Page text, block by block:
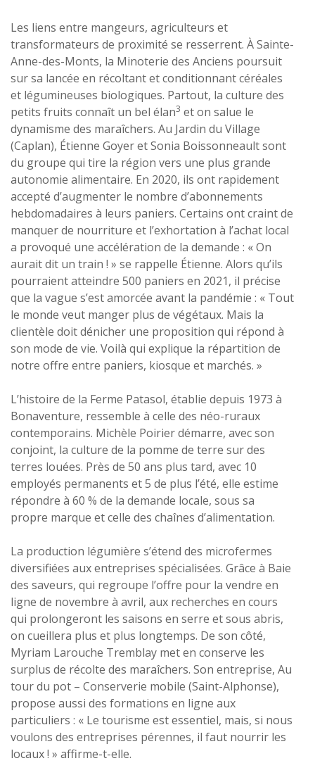
Les liens entre mangeurs, agriculteurs et
transformateurs de proximité se resserrent. À Sainte-
Anne-des-Monts, la Minoterie des Anciens poursuit
sur sa lancée en récoltant et conditionnant céréales
et légumineuses biologiques. Partout, la culture des
petits fruits connaît un bel élan3 et on salue le
dynamisme des maraîchers. Au Jardin du Village
(Caplan), Étienne Goyer et Sonia Boissonneault sont
du groupe qui tire la région vers une plus grande
autonomie alimentaire. En 2020, ils ont rapidement
accepté d’augmenter le nombre d’abonnements
hebdomadaires à leurs paniers. Certains ont craint de
manquer de nourriture et l’exhortation à l’achat local
a provoqué une accélération de la demande : « On
aurait dit un train ! » se rappelle Étienne. Alors qu’ils
pourraient atteindre 500 paniers en 2021, il précise
que la vague s’est amorcée avant la pandémie : « Tout
le monde veut manger plus de végétaux. Mais la
clientèle doit dénicher une proposition qui répond à
son mode de vie. Voilà qui explique la répartition de
notre offre entre paniers, kiosque et marchés. »
L’histoire de la Ferme Patasol, établie depuis 1973 à
Bonaventure, ressemble à celle des néo-ruraux
contemporains. Michèle Poirier démarre, avec son
conjoint, la culture de la pomme de terre sur des
terres louées. Près de 50 ans plus tard, avec 10
employés permanents et 5 de plus l’été, elle estime
répondre à 60 % de la demande locale, sous sa
propre marque et celle des chaînes d’alimentation.
La production légumière s’étend des microfermes
diversifiées aux entreprises spécialisées. Grâce à Baie
des saveurs, qui regroupe l’offre pour la vendre en
ligne de novembre à avril, aux recherches en cours
qui prolongeront les saisons en serre et sous abris,
on cueillera plus et plus longtemps. De son côté,
Myriam Larouche Tremblay met en conserve les
surplus de récolte des maraîchers. Son entreprise, Au
tour du pot – Conserverie mobile (Saint-Alphonse),
propose aussi des formations en ligne aux
particuliers : « Le tourisme est essentiel, mais, si nous
voulons des entreprises pérennes, il faut nourrir les
locaux ! » affirme-t-elle.